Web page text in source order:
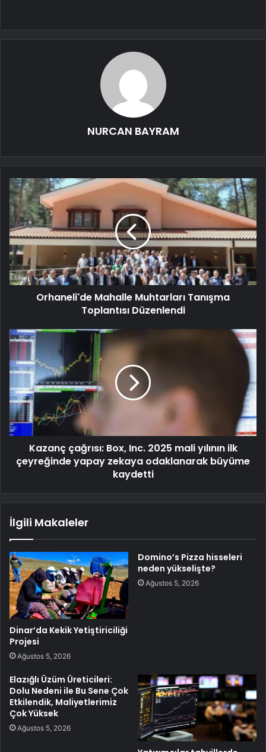
NURCAN BAYRAM
Orhaneli'de Mahalle Muhtarları Tanışma
Toplantısı Düzenlendi
Kazanç çağrısı: Box, Inc. 2025 mali yılının ilk
çeyreğinde yapay zekaya odaklanarak büyüme
kaydetti
İlgili Makaleler
Dinar’da Kekik Yetiştiriciliği
Projesi
Ağustos 5, 2026
Domino’s Pizza hisseleri
neden yükselişte?
Ağustos 5, 2026
Elazığlı Üzüm Üreticileri:
Dolu Nedeni ile Bu Sene Çok
Etkilendik, Maliyetlerimiz
Çok Yüksek
Ağustos 5, 2026